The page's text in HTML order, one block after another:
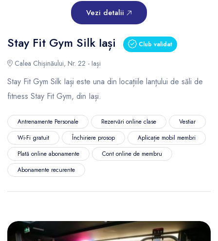
Vezi detalii
Stay Fit Gym Silk Iași Club validat
Calea Chișinăului, Nr. 22 - Iași
Stay Fit Gym Silk Iași este una din locațiile lanțului de săli de
fitness Stay Fit Gym, din Iași.
Antrenamente Personale Rezervări online clase
Vestiar
Wi-Fi gratuit
Închiriere prosop
Aplicație mobil membri
Plată online abonamente
Cont online de membru
Abonamente recurente